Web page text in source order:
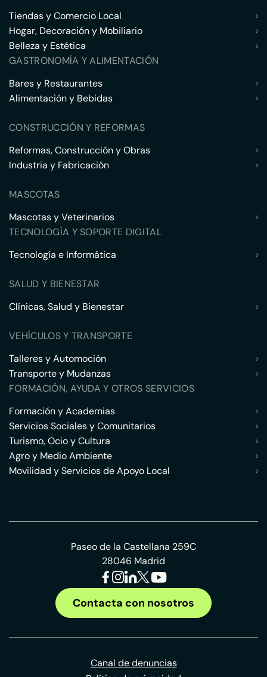
Tiendas y Comercio Local
›
Hogar, Decoración y Mobiliario
›
Belleza y Estética
›
GASTRONOMÍA Y ALIMENTACIÓN
Bares y Restaurantes
›
Alimentación y Bebidas
›
CONSTRUCCIÓN Y REFORMAS
Reformas, Construcción y Obras
›
Industria y Fabricación
›
MASCOTAS
Mascotas y Veterinarios
›
TECNOLOGÍA Y SOPORTE DIGITAL
Tecnología e Informática
›
SALUD Y BIENESTAR
Clínicas, Salud y Bienestar
›
VEHÍCULOS Y TRANSPORTE
Talleres y Automoción
›
Transporte y Mudanzas
›
FORMACIÓN, AYUDA Y OTROS SERVICIOS
Formación y Academias
›
Servicios Sociales y Comunitarios
›
Turismo, Ocio y Cultura
›
Agro y Medio Ambiente
›
Movilidad y Servicios de Apoyo Local
›
Paseo de la Castellana 259C
28046 Madrid
Contacta con nosotros
Canal de denuncias